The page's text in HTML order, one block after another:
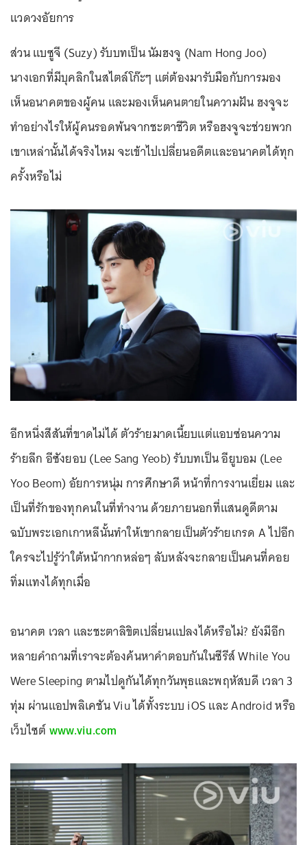
แวดวงอัยการ
ส่วน แบซูจี (Suzy) รับบทเป็น นัมฮงจู (Nam Hong Joo)
นางเอกที่มีบุคลิกในสไตล์โก๊ะๆ แต่ต้องมารับมือกับการมอง
เห็นอนาคตของผู้คน และมองเห็นคนตายในความฝัน ฮงจูจะ
ทำอย่างไรให้ผู้คนรอดพ้นจากชะตาชีวิต หรือฮงจูจะช่วยพวก
เขาเหล่านั้นได้จริงไหม จะเข้าไปเปลี่ยนอดีตและอนาคตได้ทุก
ครั้งหรือไม่
อีกหนึ่งสีสันที่ขาดไม่ได้ ตัวร้ายมาดเนี้ยบแต่แอบซ่อนความ
ร้ายลึก อีซังยอบ (Lee Sang Yeob) รับบทเป็น อียูบอม (Lee
Yoo Beom) อัยการหนุ่ม การศึกษาดี หน้าที่การงานเยี่ยม และ
เป็นที่รักของทุกคนในที่ทำงาน ด้วยภายนอกที่แสนดูดีตาม
ฉบับพระเอกเกาหลีนั้นทำให้เขากลายเป็นตัวร้ายเกรด A ไปอีก
ใครจะไปรู้ว่าใต้หน้ากากหล่อๆ ลับหลังจะกลายเป็นคนที่คอย
ทิ่มแทงได้ทุกเมื่อ
อนาคต เวลา และชะตาลิขิตเปลี่ยนแปลงได้หรือไม่? ยังมีอีก
หลายคำถามที่เราจะต้องค้นหาคำตอบกันในซีรีส์ While You
Were Sleeping ตามไปดูกันได้ทุกวันพุธและพฤหัสบดี เวลา 3
ทุ่ม ผ่านแอปพลิเคชัน Viu ได้ทั้งระบบ iOS และ Android หรือ
เว็บไซต์www.viu.com